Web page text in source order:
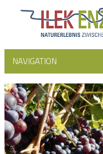
NAVIGATION